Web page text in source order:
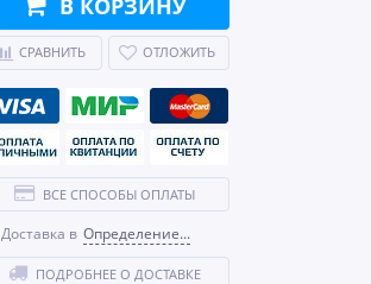
СРАВНИТЬ ОТЛОЖИТЬ
ВСЕ СПОСОБЫ ОПЛАТЫ
Доставка в Определение...
ПОДРОБНЕЕ О ДОСТАВКЕ